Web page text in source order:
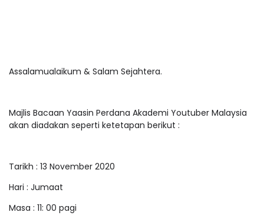
Assalamualaikum & Salam Sejahtera.
Majlis Bacaan Yaasin Perdana Akademi Youtuber Malaysia
akan diadakan seperti ketetapan berikut :
Tarikh : 13 November 2020
Hari : Jumaat
Masa : 11: 00 pagi